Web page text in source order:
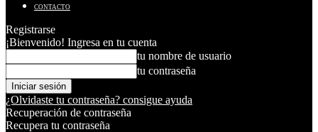
CONTACTO
Registrarse
¡Bienvenido! Ingresa en tu cuenta
tu nombre de usuario
tu contraseña
¿Olvidaste tu contraseña? consigue ayuda
Recuperación de contraseña
Recupera tu contraseña